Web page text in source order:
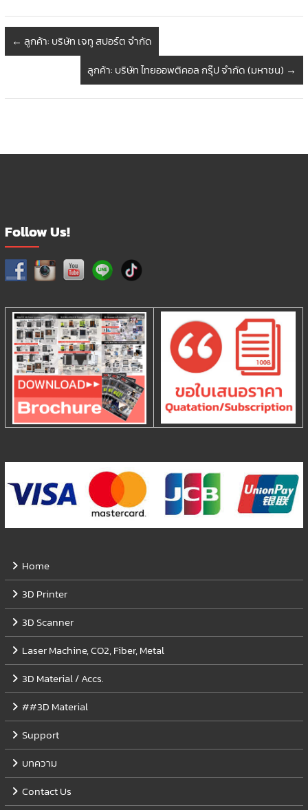
← ลูกค้า: บริษัท เจทู สปอร์ต จำกัด
ลูกค้า: บริษัท ไทยออพติคอล กรุ๊ป จำกัด (มหาชน) →
Follow Us!
Home
3D Printer
3D Scanner
Laser Machine, CO2, Fiber, Metal
3D Material / Accs.
##3D Material
Support
บทความ
Contact Us